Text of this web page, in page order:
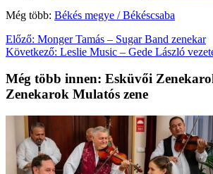
Még több: Békés megye / Békéscsaba
Előző: Monger Tamás – Sugar Band zenekar
Következő: Leslie Music – Gede László
Még több innen: Esküvői
Zenekarok Mulatós zene